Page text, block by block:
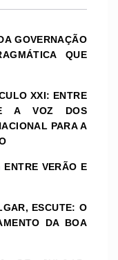
GOVERNAÇÃO
QUE
XXI: ENTRE
A VOZ DOS
PARA A
ENTRE VERÃO E
ESCUTE: O
DA BOA